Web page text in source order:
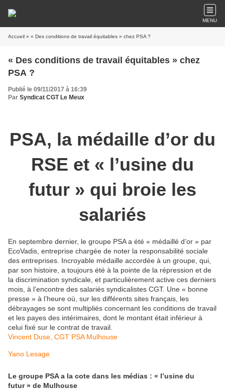
MENU
Accueil » « Des conditions de travail équitables » chez PSA ?
« Des conditions de travail équitables » chez
PSA ?
Publié le 09/11/2017 à 16:39
Par Syndicat CGT Le Meux
PSA, la médaille d’or du
RSE et « l’usine du
futur » qui broie les
salariés
En septembre dernier, le groupe PSA a été « médaillé d’or » par
EcoVadis, entreprise chargée de noter la responsabilité sociale
des entreprises. Incroyable médaille accordée à un groupe, qui,
par son histoire, a toujours été à la pointe de la répression et de
la discrimination syndicale, et particulièrement active ces derniers
mois, à l’encontre des salariés syndicalistes CGT. Une « bonne
presse » à l’heure où, sur les différents sites français, les
débrayages se sont multipliés concernant les conditions de travail
et les payes des intérimaires, dont le montant était inférieur à
celui fixé sur le contrat de travail.
Vincent Duse, CGT PSA Mulhouse
Yano Lesage
Le groupe PSA a la cote dans les médias : « l’usine du
futur » de Mulhouse